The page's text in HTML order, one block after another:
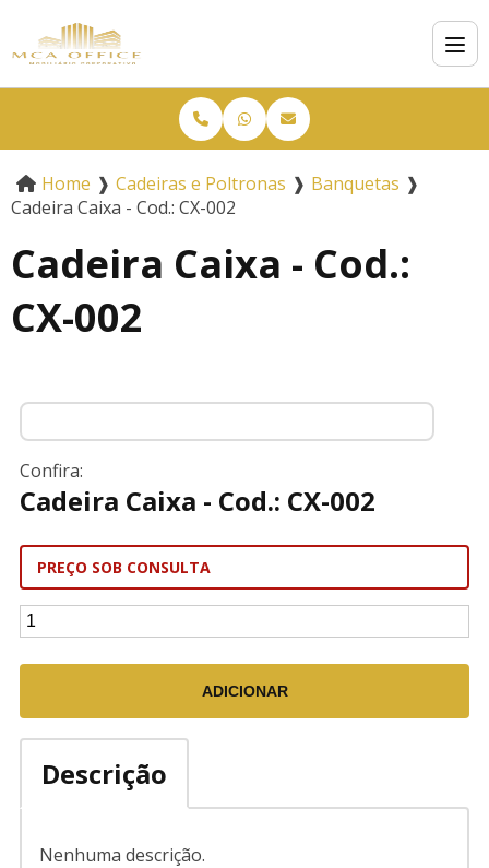
Home ❱ Cadeiras e Poltronas ❱ Banquetas ❱
Cadeira Caixa - Cod.: CX-002
Cadeira Caixa - Cod.:
CX-002
Confira:
Cadeira Caixa - Cod.: CX-002
PREÇO SOB CONSULTA
Descrição
Nenhuma descrição.